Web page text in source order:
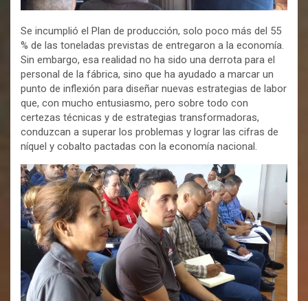
Se incumplió el Plan de producción, solo poco más del 55
% de las toneladas previstas de entregaron a la economía.
Sin embargo, esa realidad no ha sido una derrota para el
personal de la fábrica, sino que ha ayudado a marcar un
punto de inflexión para diseñar nuevas estrategias de labor
que, con mucho entusiasmo, pero sobre todo con
certezas técnicas y de estrategias transformadoras,
conduzcan a superar los problemas y lograr las cifras de
níquel y cobalto pactadas con la economía nacional.